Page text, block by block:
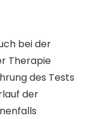
bei der
Therapie
des Tests
der